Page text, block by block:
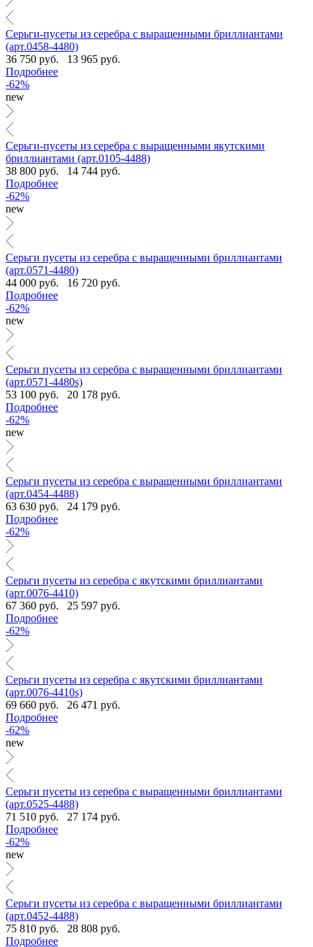
Серьги-пусеты из серебра с выращенными бриллиантами
(арт.0458-4480)
36 750 руб.
13 965 руб.
Подробнее
-62%
new
Серьги-пусеты из серебра с выращенными якутскими
бриллиантами (арт.0105-4488)
38 800 руб.
14 744 руб.
Подробнее
-62%
new
Серьги пусеты из серебра с выращенными бриллиантами
(арт.0571-4480)
44 000 руб.
16 720 руб.
Подробнее
-62%
new
Серьги пусеты из серебра с выращенными бриллиантами
(арт.0571-4480s)
53 100 руб.
20 178 руб.
Подробнее
-62%
new
Серьги пусеты из серебра с выращенными бриллиантами
(арт.0454-4488)
63 630 руб.
24 179 руб.
Подробнее
-62%
Серьги пусеты из серебра с якутскими бриллиантами
(арт.0076-4410)
67 360 руб.
25 597 руб.
Подробнее
-62%
Серьги пусеты из серебра с якутскими бриллиантами
(арт.0076-4410s)
69 660 руб.
26 471 руб.
Подробнее
-62%
new
Серьги пусеты из серебра с выращенными бриллиантами
(арт.0525-4488)
71 510 руб.
27 174 руб.
Подробнее
-62%
new
Серьги пусеты из серебра с выращенными бриллиантами
(арт.0452-4488)
75 810 руб.
28 808 руб.
Подробнее